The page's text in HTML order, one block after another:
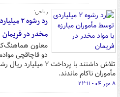
ریاحی:
رد رشوه
مخدر در فریمان
معاون
دو قاچاقچی
تلاش داشتند با
مأموران ناکام ماندند.
۸ مهر ۰۴ - ۲۲:۱۱